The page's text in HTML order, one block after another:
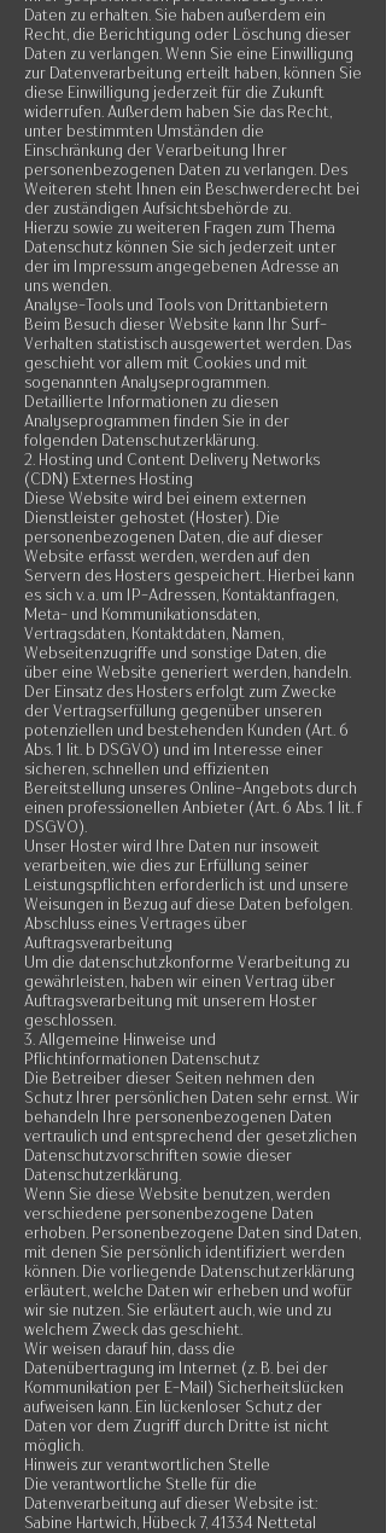
Daten zu erhalten. Sie haben außerdem ein
Recht, die Berichtigung oder Löschung dieser
Daten zu verlangen. Wenn Sie eine Einwilligung
zur Datenverarbeitung erteilt haben, können Sie
diese Einwilligung jederzeit für die Zukunft
widerrufen. Außerdem haben Sie das Recht,
unter bestimmten Umständen die
Einschränkung der Verarbeitung Ihrer
personenbezogenen Daten zu verlangen. Des
Weiteren steht Ihnen ein Beschwerderecht bei
der zuständigen Aufsichtsbehörde zu.
Hierzu sowie zu weiteren Fragen zum Thema
Datenschutz können Sie sich jederzeit unter
der im Impressum angegebenen Adresse an
uns wenden.
Analyse-Tools und Tools von Drittanbietern
Beim Besuch dieser Website kann Ihr Surf-
Verhalten statistisch ausgewertet werden. Das
geschieht vor allem mit Cookies und mit
sogenannten Analyseprogrammen.
Detaillierte Informationen zu diesen
Analyseprogrammen finden Sie in der
folgenden Datenschutzerklärung.
2. Hosting und Content Delivery Networks
(CDN) Externes Hosting
Diese Website wird bei einem externen
Dienstleister gehostet (Hoster). Die
personenbezogenen Daten, die auf dieser
Website erfasst werden, werden auf den
Servern des Hosters gespeichert. Hierbei kann
es sich v. a. um IP-Adressen, Kontaktanfragen,
Meta- und Kommunikationsdaten,
Vertragsdaten, Kontaktdaten, Namen,
Webseitenzugriffe und sonstige Daten, die
über eine Website generiert werden, handeln.
Der Einsatz des Hosters erfolgt zum Zwecke
der Vertragserfüllung gegenüber unseren
potenziellen und bestehenden Kunden (Art. 6
Abs. 1 lit. b DSGVO) und im Interesse einer
sicheren, schnellen und effizienten
Bereitstellung unseres Online-Angebots durch
einen professionellen Anbieter (Art. 6 Abs. 1 lit. f
DSGVO).
Unser Hoster wird Ihre Daten nur insoweit
verarbeiten, wie dies zur Erfüllung seiner
Leistungspflichten erforderlich ist und unsere
Weisungen in Bezug auf diese Daten befolgen.
Abschluss eines Vertrages über
Auftragsverarbeitung
Um die datenschutzkonforme Verarbeitung zu
gewährleisten, haben wir einen Vertrag über
Auftragsverarbeitung mit unserem Hoster
geschlossen.
3. Allgemeine Hinweise und
Pflichtinformationen Datenschutz
Die Betreiber dieser Seiten nehmen den
Schutz Ihrer persönlichen Daten sehr ernst. Wir
behandeln Ihre personenbezogenen Daten
vertraulich und entsprechend der gesetzlichen
Datenschutzvorschriften sowie dieser
Datenschutzerklärung.
Wenn Sie diese Website benutzen, werden
verschiedene personenbezogene Daten
erhoben. Personenbezogene Daten sind Daten,
mit denen Sie persönlich identifiziert werden
können. Die vorliegende Datenschutzerklärung
erläutert, welche Daten wir erheben und wofür
wir sie nutzen. Sie erläutert auch, wie und zu
welchem Zweck das geschieht.
Wir weisen darauf hin, dass die
Datenübertragung im Internet (z. B. bei der
Kommunikation per E-Mail) Sicherheitslücken
aufweisen kann. Ein lückenloser Schutz der
Daten vor dem Zugriff durch Dritte ist nicht
möglich.
Hinweis zur verantwortlichen Stelle
Die verantwortliche Stelle für die
Datenverarbeitung auf dieser Website ist:
Sabine Hartwich, Hübeck 7, 41334 Nettetal